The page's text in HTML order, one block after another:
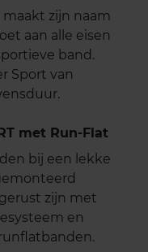
zijn naam
aan alle eisen
band.
Sport van
met Run-Flat
bij een lekke
zijn met
en